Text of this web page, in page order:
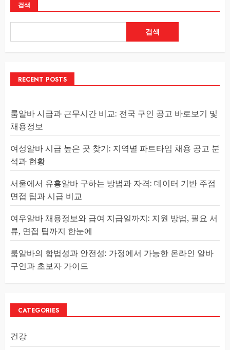
검색
검색
RECENT POSTS
룸알바 시급과 근무시간 비교: 전국 구인 공고 바로보기 및
채용정보
여성알바 시급 높은 곳 찾기: 지역별 파트타임 채용 공고 분
석과 현황
서울에서 유흥알바 구하는 방법과 자격: 데이터 기반 주점
면접 팁과 시급 비교
여우알바 채용정보와 급여 지급일까지: 지원 방법, 필요 서
류, 면접 팁까지 한눈에
룸알바의 합법성과 안전성: 가정에서 가능한 온라인 알바
구인과 초보자 가이드
CATEGORIES
건강